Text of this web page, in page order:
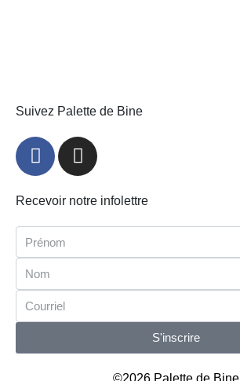
Suivez Palette de Bine
Recevoir notre infolettre
S'inscrire
©2026 Palette de Bine